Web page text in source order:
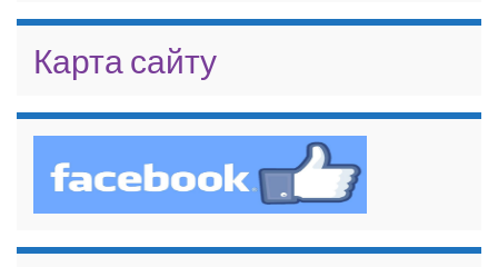
Карта сайту